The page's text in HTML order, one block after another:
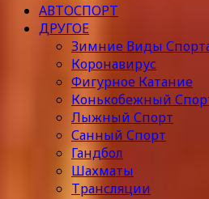
АВТОСПОРТ
ДРУГОЕ
Зимние Виды
Коронавирус
Фигурное Катание
Конькобежный
Лыжный Спорт
Санный Спорт
Гандбол
Шахматы
Трансляции